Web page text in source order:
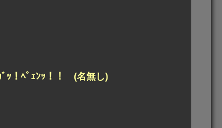
ﾞｯ！ﾍﾟｪﾝｯ！！ (名無し)